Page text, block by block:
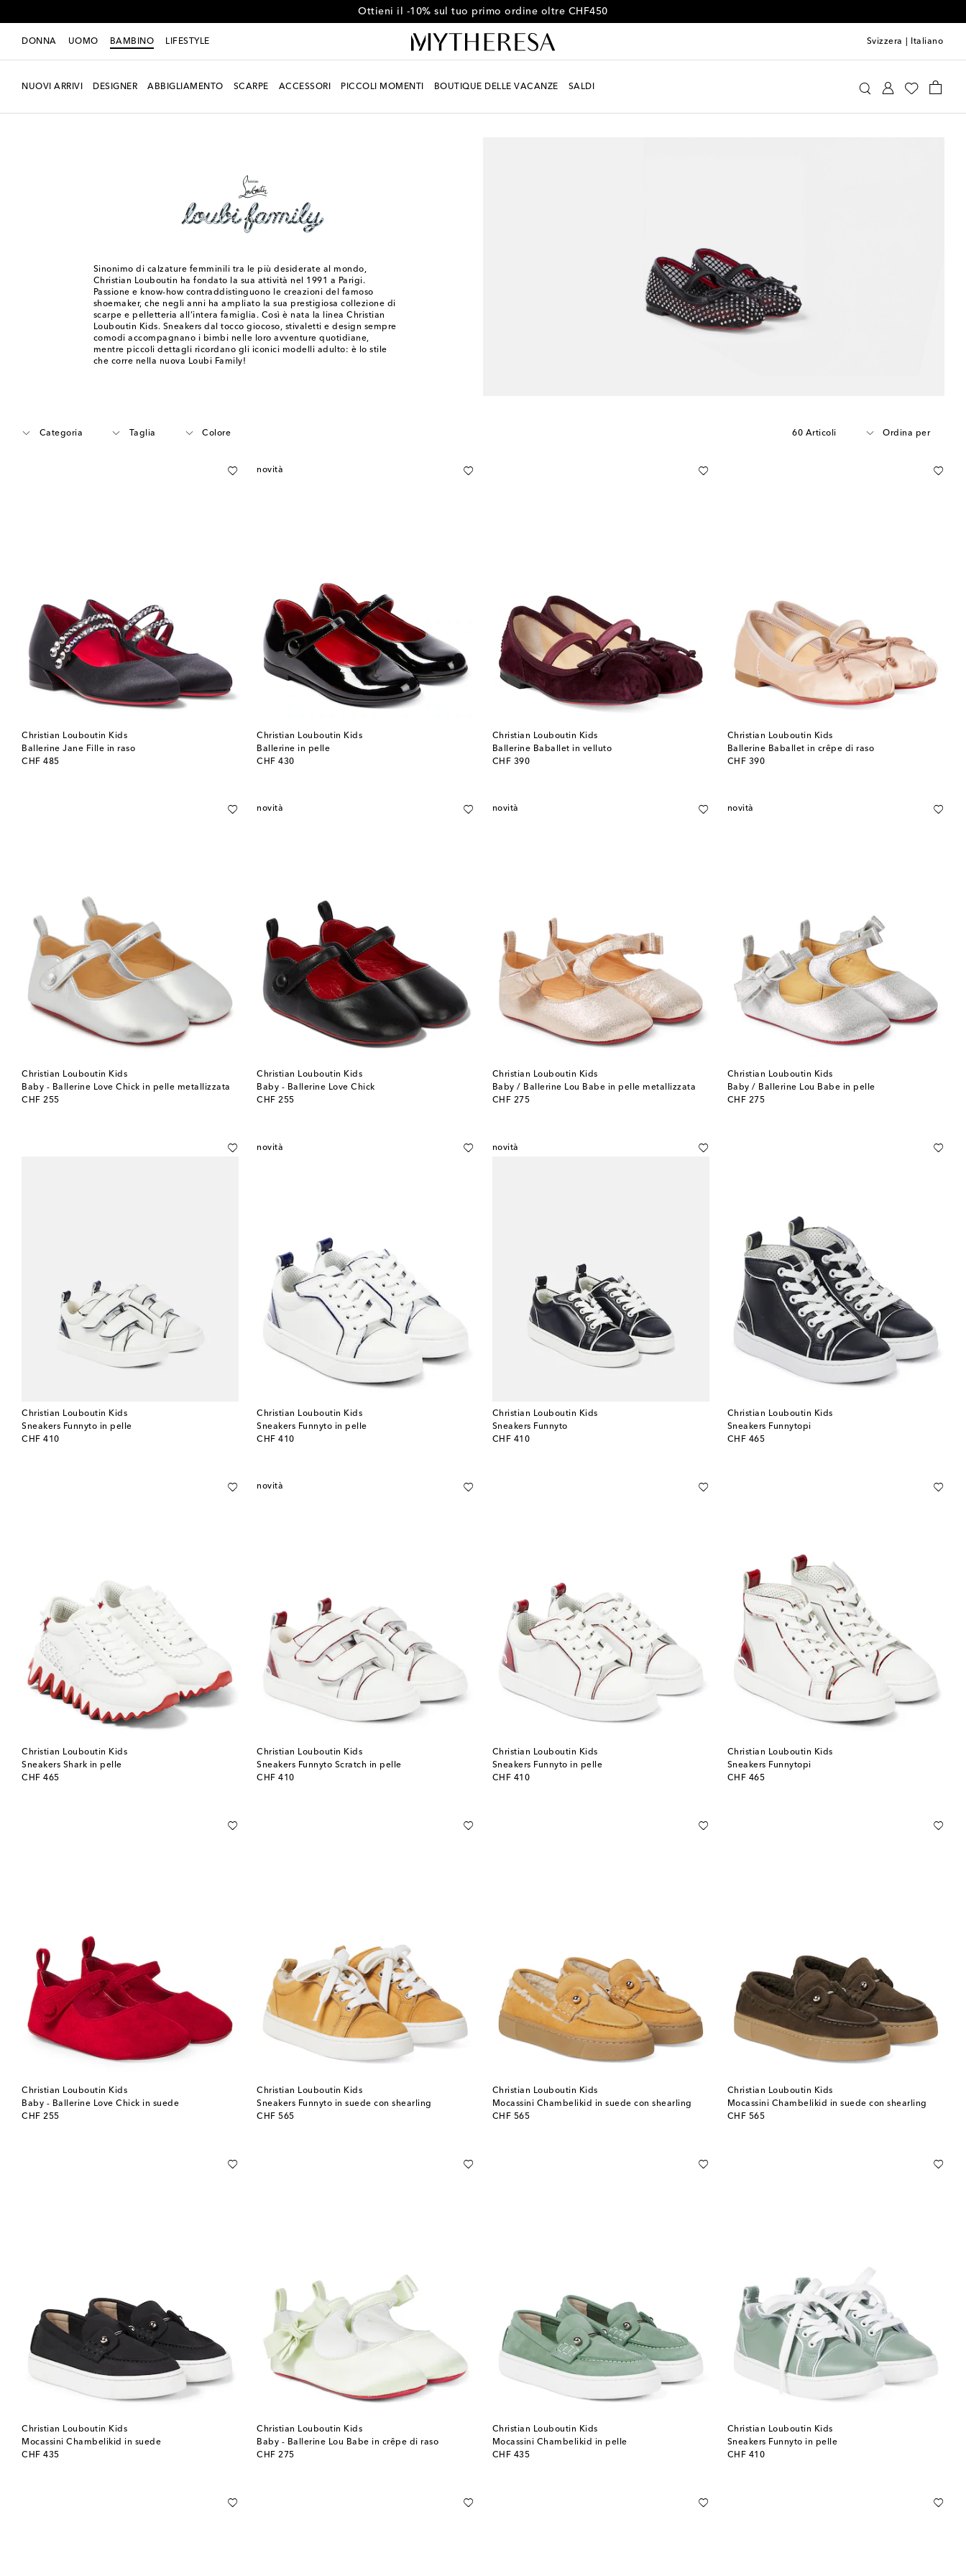
Ottieni il -10% sul tuo primo ordine oltre CHF450
DONNA UOMO BAMBINO LIFESTYLE Svizzera Italiano
NUOVI ARRIVI DESIGNER ABBIGLIAMENTO SCARPE ACCESSORI PICCOLI MOMENTI BOUTIQUE DELLE VACANZE SALDI
Sinonimo di calzature femminili tra le più desiderate al mondo,
Christian Louboutin ha fondato la sua attività nel 1991 a Parigi.
Passione e know-how contraddistinguono le creazioni del famoso
shoemaker, che negli anni ha ampliato la sua prestigiosa collezione di
scarpe e pelletteria all’intera famiglia. Così è nata la linea Christian
Louboutin Kids. Sneakers dal tocco giocoso, stivaletti e design sempre
comodi accompagnano i bimbi nelle loro avventure quotidiane,
mentre piccoli dettagli ricordano gli iconici modelli adulto: è lo stile
che corre nella nuova Loubi Family!
Categoria Taglia Colore 60 Articoli Ordina per
Christian Louboutin Kids
Ballerine Jane Fille in raso
CHF 485
original price
novità
Christian Louboutin Kids
Ballerine in pelle
CHF 430
original price
Christian Louboutin Kids
Ballerine Baballet in velluto
CHF 390
original price
Christian Louboutin Kids
Ballerine Baballet in crêpe di raso
CHF 390
original price
Christian Louboutin Kids
Baby - Ballerine Love Chick in pelle metallizzata
CHF 255
original price
novità
Christian Louboutin Kids
Baby - Ballerine Love Chick
CHF 255
original price
novità
Christian Louboutin Kids
Baby / Ballerine Lou Babe in pelle metallizzata
CHF 275
original price
novità
Christian Louboutin Kids
Baby / Ballerine Lou Babe in pelle
CHF 275
original price
Christian Louboutin Kids
Sneakers Funnyto in pelle
CHF 410
original price
novità
Christian Louboutin Kids
Sneakers Funnyto in pelle
CHF 410
original price
novità
Christian Louboutin Kids
Sneakers Funnyto
CHF 410
original price
Christian Louboutin Kids
Sneakers Funnytopi
CHF 465
original price
Christian Louboutin Kids
Sneakers Shark in pelle
CHF 465
original price
novità
Christian Louboutin Kids
Sneakers Funnyto Scratch in pelle
CHF 410
original price
Christian Louboutin Kids
Sneakers Funnyto in pelle
CHF 410
original price
Christian Louboutin Kids
Sneakers Funnytopi
CHF 465
original price
Christian Louboutin Kids
Baby - Ballerine Love Chick in suede
CHF 255
original price
Christian Louboutin Kids
Sneakers Funnyto in suede con shearling
CHF 565
original price
Christian Louboutin Kids
Mocassini Chambelikid in suede con shearling
CHF 565
original price
Christian Louboutin Kids
Mocassini Chambelikid in suede con shearling
CHF 565
original price
Christian Louboutin Kids
Mocassini Chambelikid in suede
CHF 435
original price
Christian Louboutin Kids
Baby - Ballerine Lou Babe in crêpe di raso
CHF 275
original price
Christian Louboutin Kids
Mocassini Chambelikid in pelle
CHF 435
original price
Christian Louboutin Kids
Sneakers Funnyto in pelle
CHF 410
original price